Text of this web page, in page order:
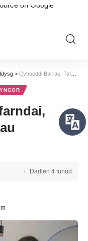
> Cyhoeddi Barrau, Tafarndai, Clybiau a Bwytai gorau Wrecsam!
Darllen 4 funud